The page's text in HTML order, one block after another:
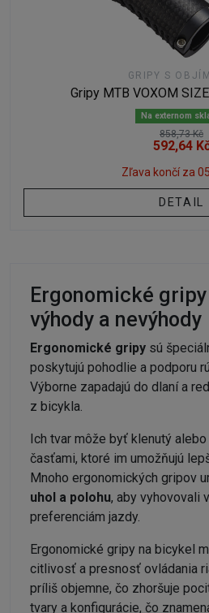
GRIPY S
Gripy MTB VOXOM
Na externom
858,73 Kč
592,64
Zľava končí za
DETAIL
Ergonomické
výhody a nevýhody
Ergonomické gripy sú
poskytujú pohodlie a podporu
Výborne zapadajú do dlaní a
z bicykla.
Ich tvar môže byť klenutý
časťami, ktoré im umožňujú
Mnoho ergonomických gripov
uhol a polohu, aby vyhovovali
preferenciám jazdy.
Ergonomické gripy na bicykel
citlivosť a presnosť ovládania
príliš objemne, čo zhoršuje
tvary a konfigurácie, čo